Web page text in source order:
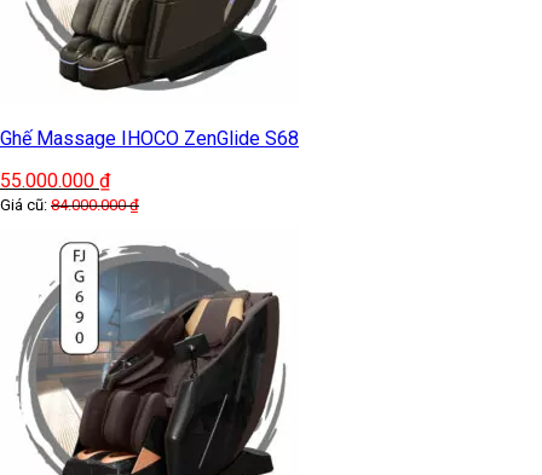
Ghế Massage IHOCO ZenGlide S68
55.000.000 ₫
Giá cũ: 84.000.000₫